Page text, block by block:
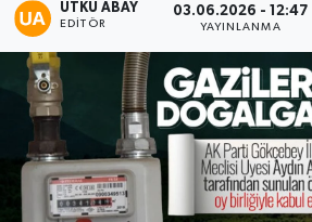
UTKU ABAY
EDITÖR
03.06.2026 - 12:47
YAYINLANMA
Spor
Ulusal